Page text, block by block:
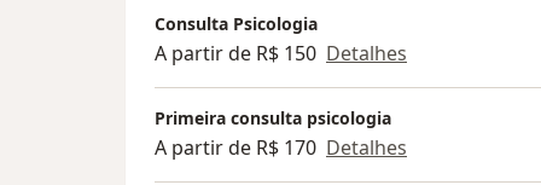
Consulta Psicologia
A partir de R$ 150 Detalhes
Primeira consulta psicologia
A partir de R$ 170 Detalhes